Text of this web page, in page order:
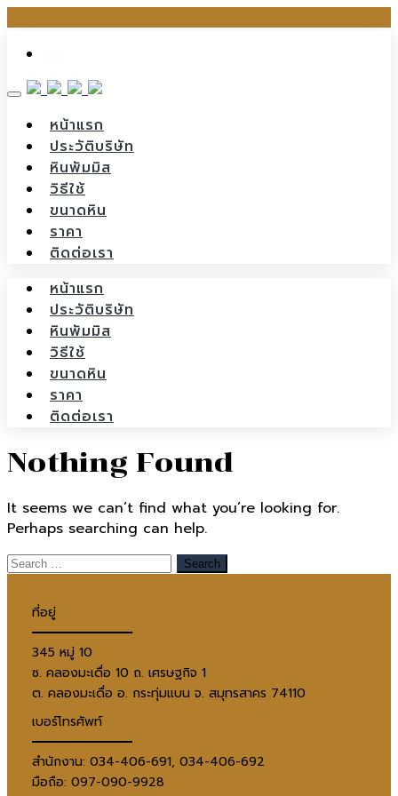
content
หน้าแรก
ประวัติบริษัท
หินพัมมิส
วิธีใช้
ขนาดหิน
ราคา
ติดต่อเรา
หน้าแรก
ประวัติบริษัท
หินพัมมิส
วิธีใช้
ขนาดหิน
ราคา
ติดต่อเรา
Nothing Found
It seems we can’t find what you’re looking for.
Perhaps searching can help.
ที่อยู่
345 หมู่ 10
ซ. คลองมะเดื่อ 10 ถ. เศรษฐกิจ 1
ต. คลองมะเดื่อ อ. กระทุ่มแบน จ. สมุทรสาคร 74110
เบอร์โทรศัพท์
สำนักงาน: 034-406-691, 034-406-692
มือถือ: 097-090-9928